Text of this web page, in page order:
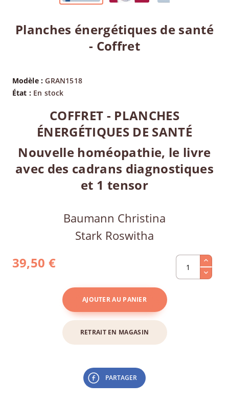
Planches énergétiques de santé
- Coffret
Modèle :GRAN1518
État : En stock
COFFRET - PLANCHES
ÉNERGÉTIQUES DE SANTÉ
Nouvelle homéopathie, le livre
avec des cadrans diagnostiques
et 1 tensor
Baumann Christina
Stark Roswitha
39,50 €
AJOUTER AU PANIER
RETRAIT EN MAGASIN
PARTAGER